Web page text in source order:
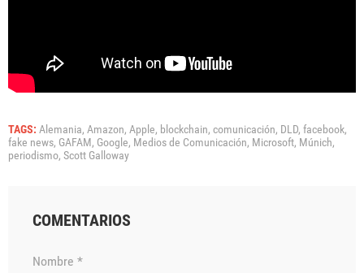
TAGS: Alemania, Amazon, Apple, blockchain, comunicación, DLD, facebook,
fake news, GAFAM, Google, Medios de Comunicación, Microsoft, Múnich,
periodismo, Scott Galloway
COMENTARIOS
Nombre *